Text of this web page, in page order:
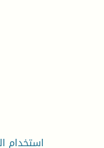
استخدام